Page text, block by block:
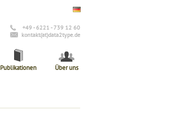
+49 - 6221 - 739 12 60
kontakt(at)data2type.de
Publikationen Über uns